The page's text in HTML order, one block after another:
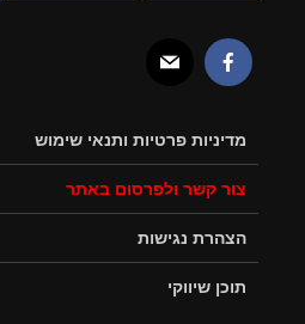
מדיניות פרטיות ותנאי שימוש
צור קשר ולפרסום באתר
הצהרת נגישות
תוכן שיווקי